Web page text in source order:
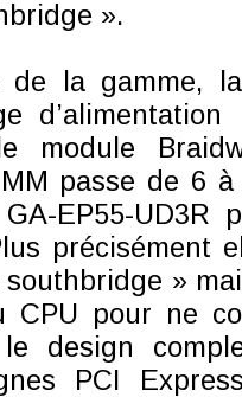
».
de la gamme,
module
passe de 6
EP55-UD3R
précisément
»
CPU pour ne
design
PCI